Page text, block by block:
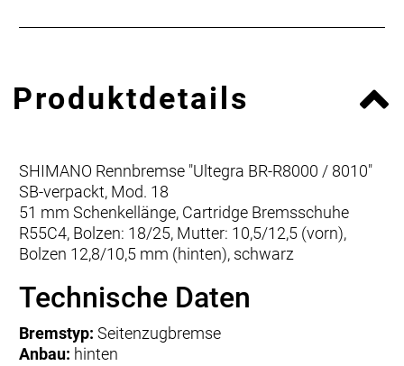
Produktdetails
SHIMANO Rennbremse "Ultegra BR-R8000 / 8010"
SB-verpackt, Mod. 18
51 mm Schenkellänge, Cartridge Bremsschuhe
R55C4, Bolzen: 18/25, Mutter: 10,5/12,5 (vorn),
Bolzen 12,8/10,5 mm (hinten), schwarz
Technische Daten
Bremstyp: Seitenzugbremse
Anbau: hinten